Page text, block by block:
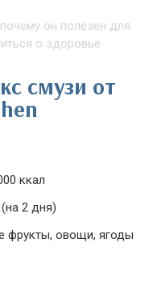
смузи от
ккал
2 дня)
фрукты, овощи, ягоды